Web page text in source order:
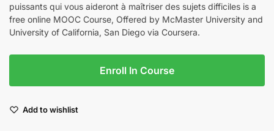
puissants qui vous aideront à maîtriser des sujets difficiles is a
free online MOOC Course, Offered by McMaster University and
University of California, San Diego via Coursera.
Enroll In Course
Add to wishlist